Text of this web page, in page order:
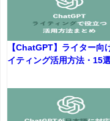
【ChatGPT】ライター向
イティング活用方法・15